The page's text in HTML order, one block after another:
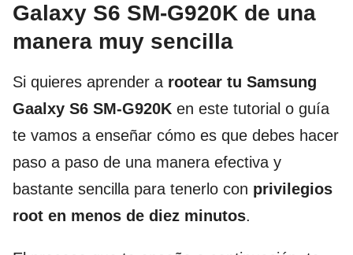
Galaxy S6 SM-G920K de una
manera muy sencilla
Si quieres aprender a rootear tu Samsung
Gaalxy S6 SM-G920K en este tutorial o guía
te vamos a enseñar cómo es que debes hacer
paso a paso de una manera efectiva y
bastante sencilla para tenerlo con privilegios
root en menos de diez minutos.